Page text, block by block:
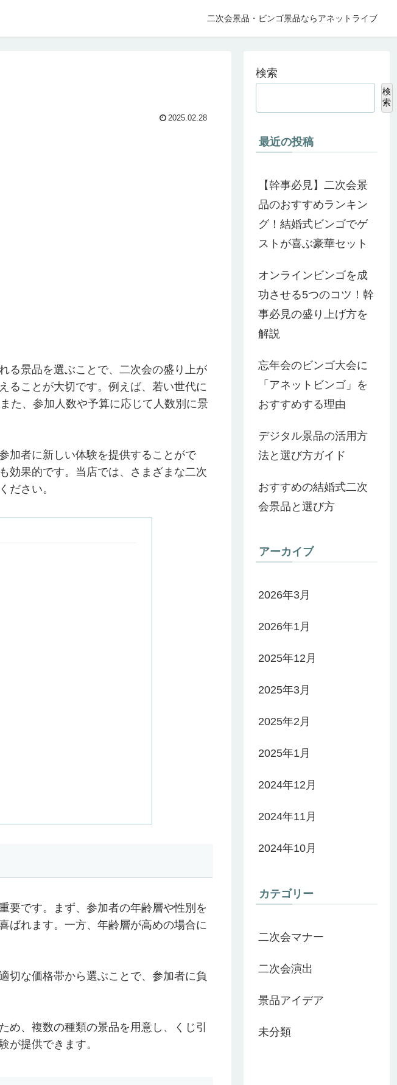
二次会景品・ビンゴ景品ならアネットライブ
2025.02.28
る景品を選ぶことで、二次会の盛り上が
ることが大切です。例えば、若い世代に
た、参加人数や予算に応じて人数別に景
加者に新しい体験を提供することがで
効果的です。当店では、さまざまな二次
ださい。
要です。まず、参加者の年齢層や性別を
ばれます。一方、年齢層が高めの場合に
切な価格帯から選ぶことで、参加者に負
、複数の種類の景品を用意し、くじ引
が提供できます。
検索
検
索
最近の投稿
【幹事必見】二次会景
品のおすすめランキン
グ！結婚式ビンゴでゲ
ストが喜ぶ豪華セット
オンラインビンゴを成
功させる5つのコツ！幹
事必見の盛り上げ方を
解説
忘年会のビンゴ大会に
「アネットビンゴ」を
おすすめする理由
デジタル景品の活用方
法と選び方ガイド
おすすめの結婚式二次
会景品と選び方
アーカイブ
2026年3月
2026年1月
2025年12月
2025年3月
2025年2月
2025年1月
2024年12月
2024年11月
2024年10月
カテゴリー
二次会マナー
二次会演出
景品アイデア
未分類